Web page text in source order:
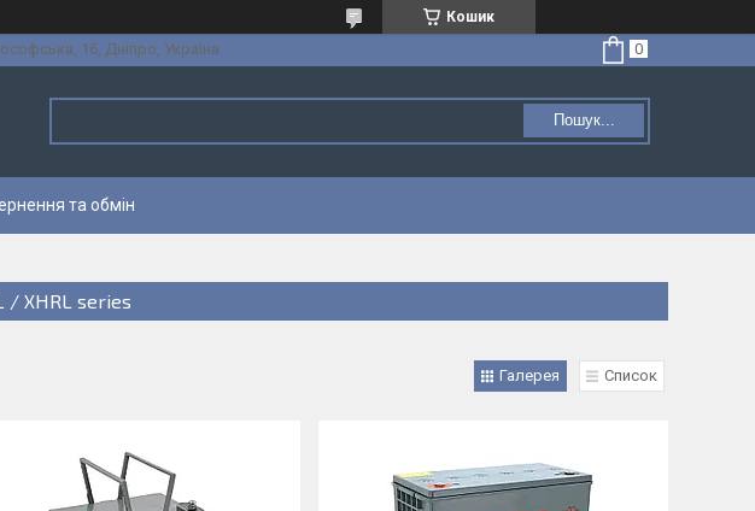
Кошик
16, Дніпро, Україна
Пошук...
та обмін
/ XHRL series
Галерея Список